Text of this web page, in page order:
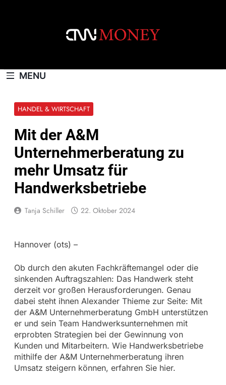
MENU
HANDEL & WIRTSCHAFT
Mit der A&M
Unternehmerberatung zu
mehr Umsatz für
Handwerksbetriebe
Tanja Schiller 22. Oktober 2024
Hannover (ots) –
Ob durch den akuten Fachkräftemangel oder die
sinkenden Auftragszahlen: Das Handwerk steht
derzeit vor großen Herausforderungen. Genau
dabei steht ihnen Alexander Thieme zur Seite: Mit
der A&M Unternehmerberatung GmbH unterstützen
er und sein Team Handwerksunternehmen mit
erprobten Strategien bei der Gewinnung von
Kunden und Mitarbeitern. Wie Handwerksbetriebe
mithilfe der A&M Unternehmerberatung ihren
Umsatz steigern können, erfahren Sie hier.